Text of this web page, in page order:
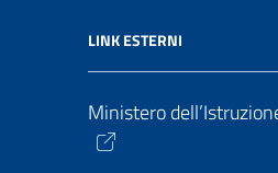
LINK ESTERNI
Ministero